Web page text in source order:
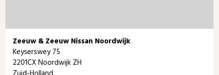
Zeeuw & Zeeuw Nissan Noordwijk
Keyserswey 75
2201CX Noordwijk ZH